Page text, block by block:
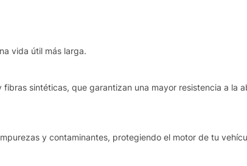
vida útil más larga.
sintéticas, que garantizan una mayor resistencia a la
y contaminantes, protegiendo el motor de tu